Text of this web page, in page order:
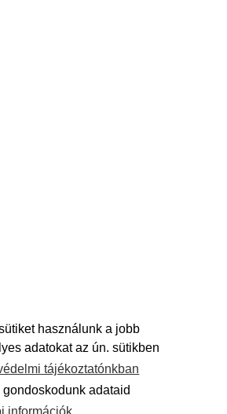
használunk a jobb
adatokat az ún. sütikben
tájékoztatónkban
adataid